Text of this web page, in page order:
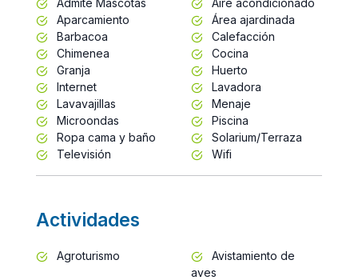
Aparcamiento
Área ajardinada
Barbacoa
Calefacción
Chimenea
Cocina
Granja
Huerto
Internet
Lavadora
Lavavajillas
Menaje
Microondas
Piscina
Ropa cama y baño
Solarium/Terraza
Televisión
Wifi
Actividades
Agroturismo
Avistamiento de
aves